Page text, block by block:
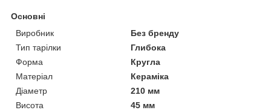
Основні
Виробник
Без бренду
Тип тарілки
Глибока
Форма
Кругла
Матеріал
Кераміка
Діаметр
210 мм
Висота
45 мм